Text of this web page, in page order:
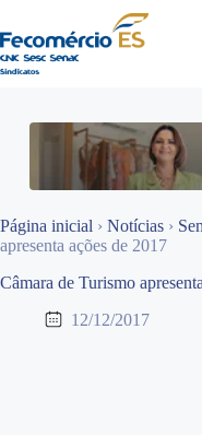
para
o
conteúdo
Página inicial › Notícias ›
apresenta ações de 2017
Câmara de Turismo
12/12/2017